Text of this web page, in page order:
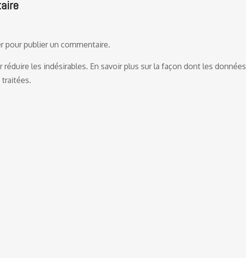
pour publier un commentaire.
les indésirables. En savoir plus sur la façon dont les données
.